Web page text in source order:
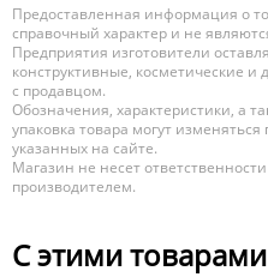
Предоставленная информация о
справочный характер и не
Предприятия изготовители
конструктивные, косметические и
с продавцом.
Обозначения, характеристики, а
упаковка товара могут
указанных на сайте.
Магазин не несет
производителем.
С этими